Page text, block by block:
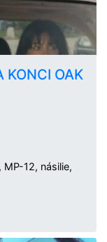
OAK
12, násilie,